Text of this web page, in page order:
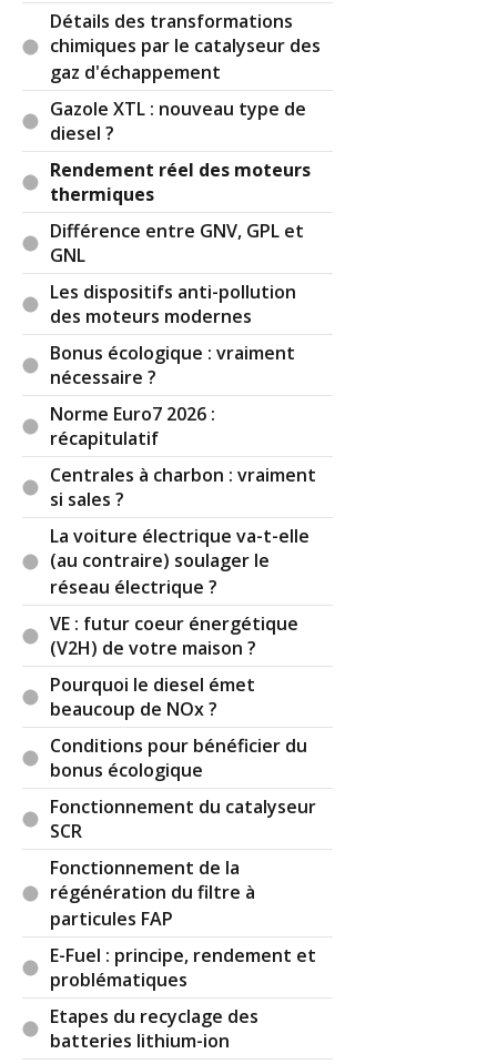
Détails des transformations
chimiques par le catalyseur des
gaz d'échappement
Gazole XTL : nouveau type de
diesel ?
Rendement réel des moteurs
thermiques
Différence entre GNV, GPL et
GNL
Les dispositifs anti-pollution
des moteurs modernes
Bonus écologique : vraiment
nécessaire ?
Norme Euro7 2026 :
récapitulatif
Centrales à charbon : vraiment
si sales ?
La voiture électrique va-t-elle
(au contraire) soulager le
réseau électrique ?
VE : futur coeur énergétique
(V2H) de votre maison ?
Pourquoi le diesel émet
beaucoup de NOx ?
Conditions pour bénéficier du
bonus écologique
Fonctionnement du catalyseur
SCR
Fonctionnement de la
régénération du filtre à
particules FAP
E-Fuel : principe, rendement et
problématiques
Etapes du recyclage des
batteries lithium-ion